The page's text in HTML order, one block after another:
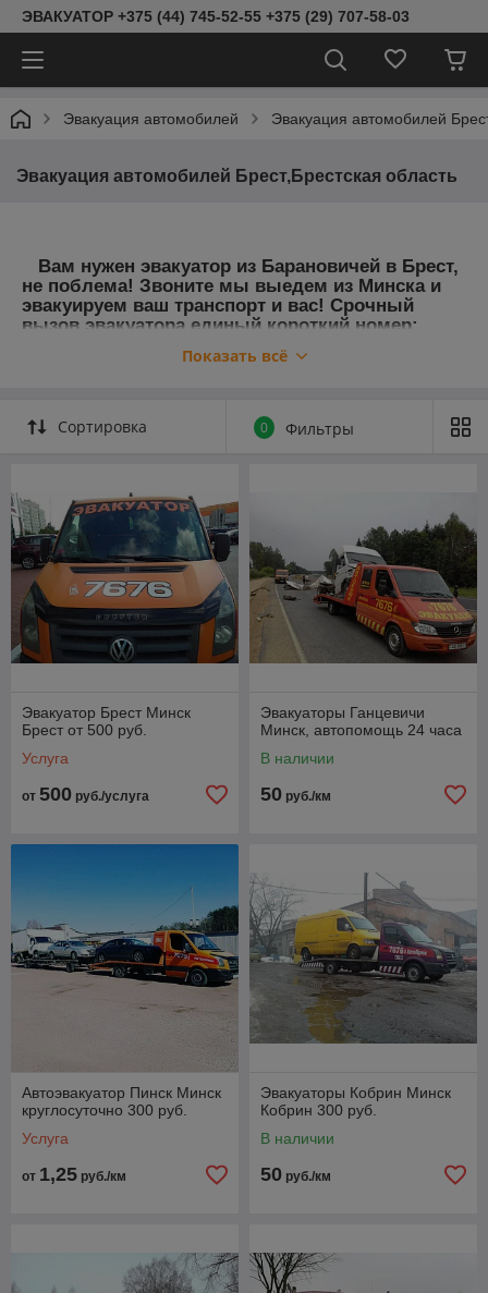
ЭВАКУАТОР +375 (44) 745-52-55 +375 (29) 707-58-03
Эвакуация автомобилей Эвакуация автомобилей
Эвакуация автомобилей Брест,Брестская область
Вам нужен эвакуатор из Барановичей в Брест,
не поблема! Звоните мы выедем из Минска и
эвакуируем ваш транспорт и вас! Срочный
вызов эвакуатора единый короткий номер:
Показать всё
Сортировка 0 Фильтры
Эвакуатор Брест Минск
Брест от 500 руб.
Услуга
от 500 руб./услуга
Эвакуаторы Ганцевичи
Минск, автопомощь 24 часа
В наличии
50 руб./км
Автоэвакуатор Пинск Минск
круглосуточно 300 руб.
Услуга
от 1,25 руб./км
Эвакуаторы Кобрин Минск
Кобрин 300 руб.
В наличии
50 руб./км